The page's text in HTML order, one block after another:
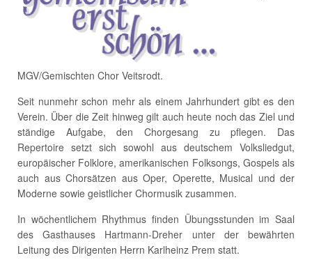
MGV/Gemischten Chor Veitsrodt.
Seit nunmehr schon mehr als einem Jahrhundert gibt es den
Verein. Über die Zeit hinweg gilt auch heute noch das Ziel und
ständige Aufgabe, den Chorgesang zu pflegen. Das
Repertoire setzt sich sowohl aus deutschem Volksliedgut,
europäischer Folklore, amerikanischen Folksongs, Gospels als
auch aus Chorsätzen aus Oper, Operette, Musical und der
Moderne sowie geistlicher Chormusik zusammen.
In wöchentlichem Rhythmus finden Übungsstunden im Saal
des Gasthauses Hartmann-Dreher unter der bewährten
Leitung des Dirigenten Herrn Karlheinz Prem statt.